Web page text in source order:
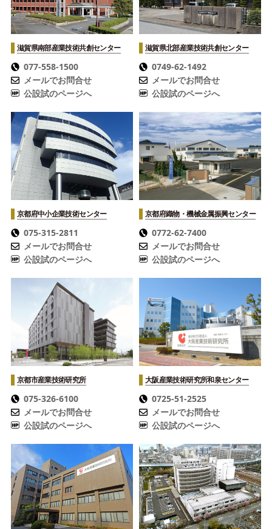
滋賀県南部産業技術共創センター
077-558-1500
メールでお問合せ
公設試のページへ
滋賀県北部産業技術共創センター
0749-62-1492
メールでお問合せ
公設試のページへ
京都府中小企業技術センター
075-315-2811
メールでお問合せ
公設試のページへ
京都府織物・機械金属振興センター
0772-62-7400
メールでお問合せ
公設試のページへ
京都市産業技術研究所
075-326-6100
メールでお問合せ
公設試のページへ
大阪産業技術研究所和泉センター
0725-51-2525
メールでお問合せ
公設試のページへ